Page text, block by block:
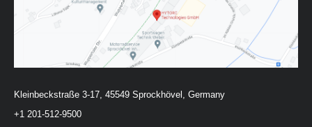
Kleinbeckstraße 3-17, 45549 Sprockhövel, Germany
+1 201-512-9500